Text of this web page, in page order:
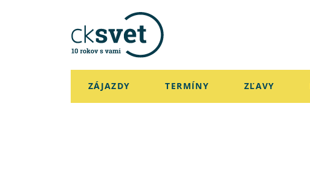
ZÁJAZDY TERMÍNY ZĽAVY